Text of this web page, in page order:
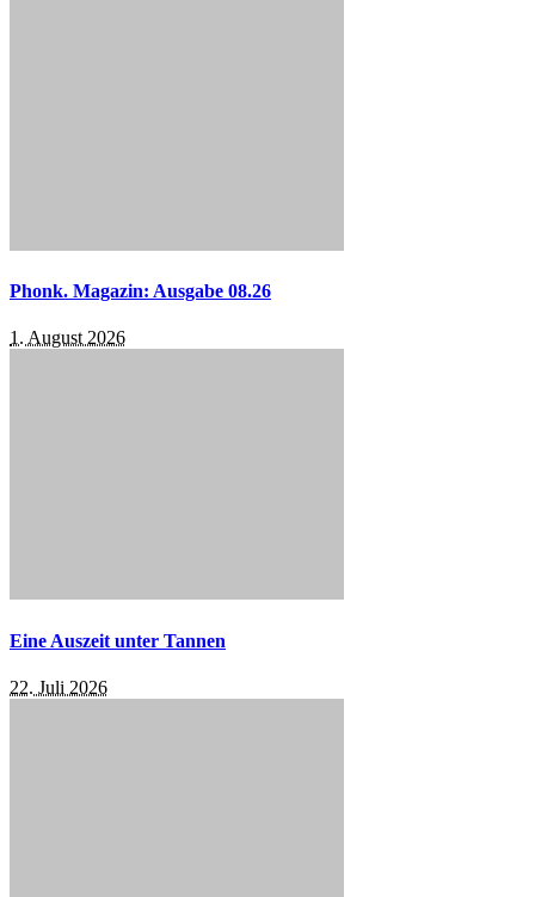
Phonk. Magazin: Ausgabe 08.26
1. August 2026
Eine Auszeit unter Tannen
22. Juli 2026